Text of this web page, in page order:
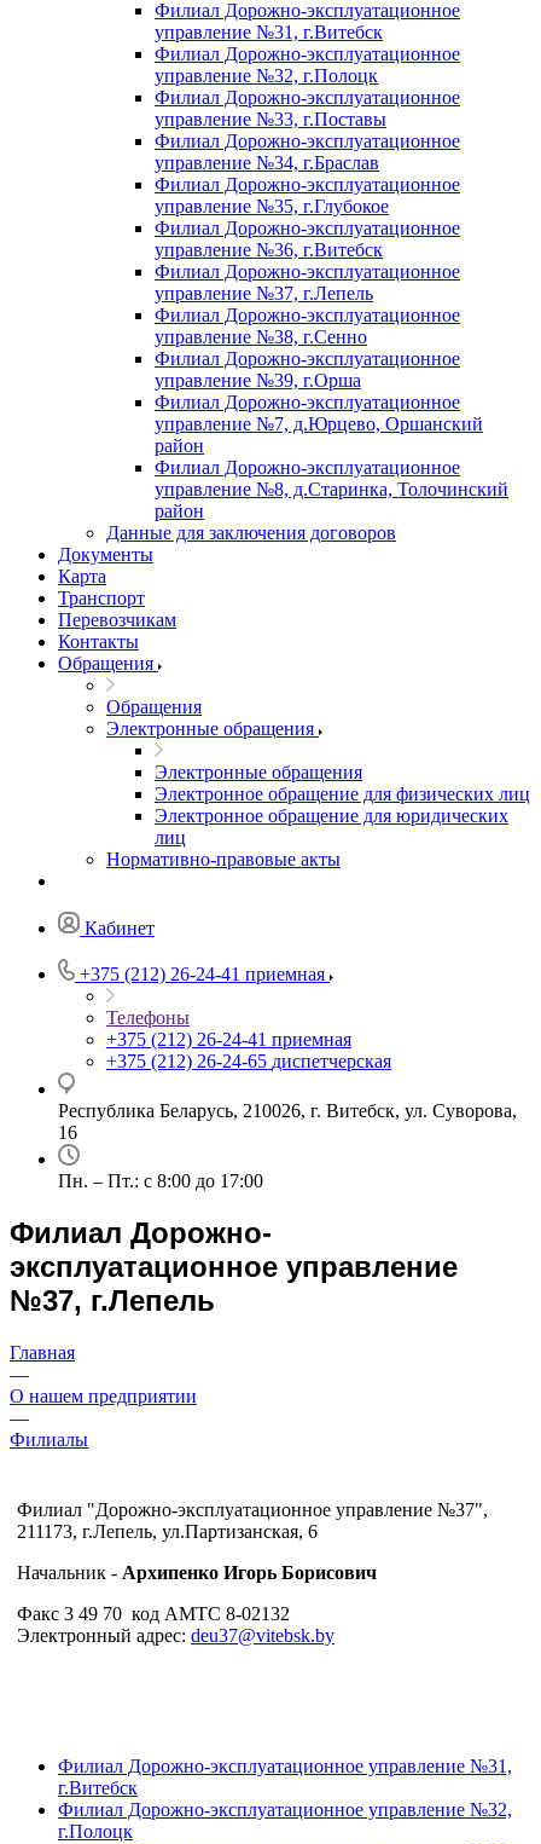
Филиал Дорожно-эксплуатационное
управление №31, г.Витебск
Филиал Дорожно-эксплуатационное
управление №32, г.Полоцк
Филиал Дорожно-эксплуатационное
управление №33, г.Поставы
Филиал Дорожно-эксплуатационное
управление №34, г.Браслав
Филиал Дорожно-эксплуатационное
управление №35, г.Глубокое
Филиал Дорожно-эксплуатационное
управление №36, г.Витебск
Филиал Дорожно-эксплуатационное
управление №37, г.Лепель
Филиал Дорожно-эксплуатационное
управление №38, г.Сенно
Филиал Дорожно-эксплуатационное
управление №39, г.Орша
Филиал Дорожно-эксплуатационное
управление №7, д.Юрцево, Оршанский
район
Филиал Дорожно-эксплуатационное
управление №8, д.Старинка, Толочинский
район
Данные для заключения договоров
Документы
Карта
Транспорт
Перевозчикам
Контакты
Обращения
Обращения
Электронные обращения
Электронные обращения
Электронное обращение для физических лиц
Электронное обращение для юридических
лиц
Нормативно-правовые акты
Кабинет
+375 (212) 26-24-41 приемная
Телефоны
+375 (212) 26-24-41 приемная
+375 (212) 26-24-65 диспетчерская
Республика Беларусь, 210026, г. Витебск, ул. Суворова,
16
Пн. – Пт.: с 8:00 до 17:00
Филиал Дорожно-
эксплуатационное управление
№37, г.Лепель
Главная
—
О нашем предприятии
—
Филиалы
Филиал "Дорожно-эксплуатационное управление №37",
211173, г.Лепель, ул.Партизанская, 6
Начальник - Архипенко Игорь Борисович
Факс 3 49 70 код АМТС 8-02132
Электронный адрес: deu37@vitebsk.by
Филиал Дорожно-эксплуатационное управление №31,
г.Витебск
Филиал Дорожно-эксплуатационное управление №32,
г.Полоцк